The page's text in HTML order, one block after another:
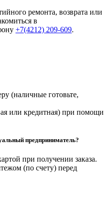
ремонта, возврата или
в
+7(4212) 209-609.
(наличные готовьте,
или кредитная) при помощи
предприниматель?
при получении заказа.
(по счету) перед